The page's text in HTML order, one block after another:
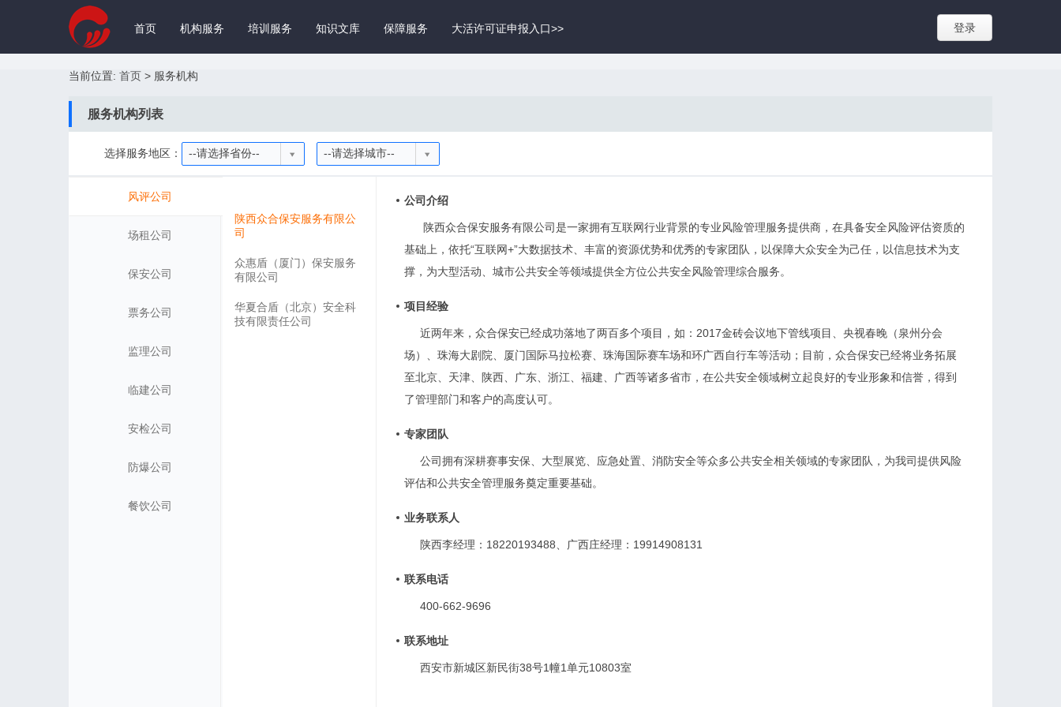
首页 机构服务 培训服务 知识文库 保障服务 大活许可证申报入口>> 登录
当前位置: 首页 > 服务机构
服务机构列表
选择服务地区： --请选择省份-- --请选择城市--
风评公司
场租公司
保安公司
票务公司
监理公司
临建公司
安检公司
防爆公司
餐饮公司
陕西众合保安服务有限公
司
众惠盾（厦门）保安服务
有限公司
华夏合盾（北京）安全科
技有限责任公司
公司介绍
陕西众合保安服务有限公司是一家拥有互联网行业背景的专业风险管理服务提供商，在具备安全风险评估资质的
基础上，依托“互联网+”大数据技术、丰富的资源优势和优秀的专家团队，以保障大众安全为己任，以信息技术为支
撑，为大型活动、城市公共安全等领域提供全方位公共安全风险管理综合服务。
项目经验
近两年来，众合保安已经成功落地了两百多个项目，如：2017金砖会议地下管线项目、央视春晚（泉州分会
场）、珠海大剧院、厦门国际马拉松赛、珠海国际赛车场和环广西自行车等活动；目前，众合保安已经将业务拓展
至北京、天津、陕西、广东、浙江、福建、广西等诸多省市，在公共安全领域树立起良好的专业形象和信誉，得到
了管理部门和客户的高度认可。
专家团队
公司拥有深耕赛事安保、大型展览、应急处置、消防安全等众多公共安全相关领域的专家团队，为我司提供风险
评估和公共安全管理服务奠定重要基础。
业务联系人
陕西李经理：18220193488、广西庄经理：19914908131
联系电话
400-662-9696
联系地址
西安市新城区新民街38号1幢1单元10803室